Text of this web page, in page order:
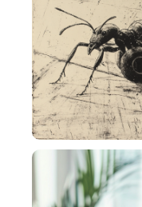
阳光sunshine